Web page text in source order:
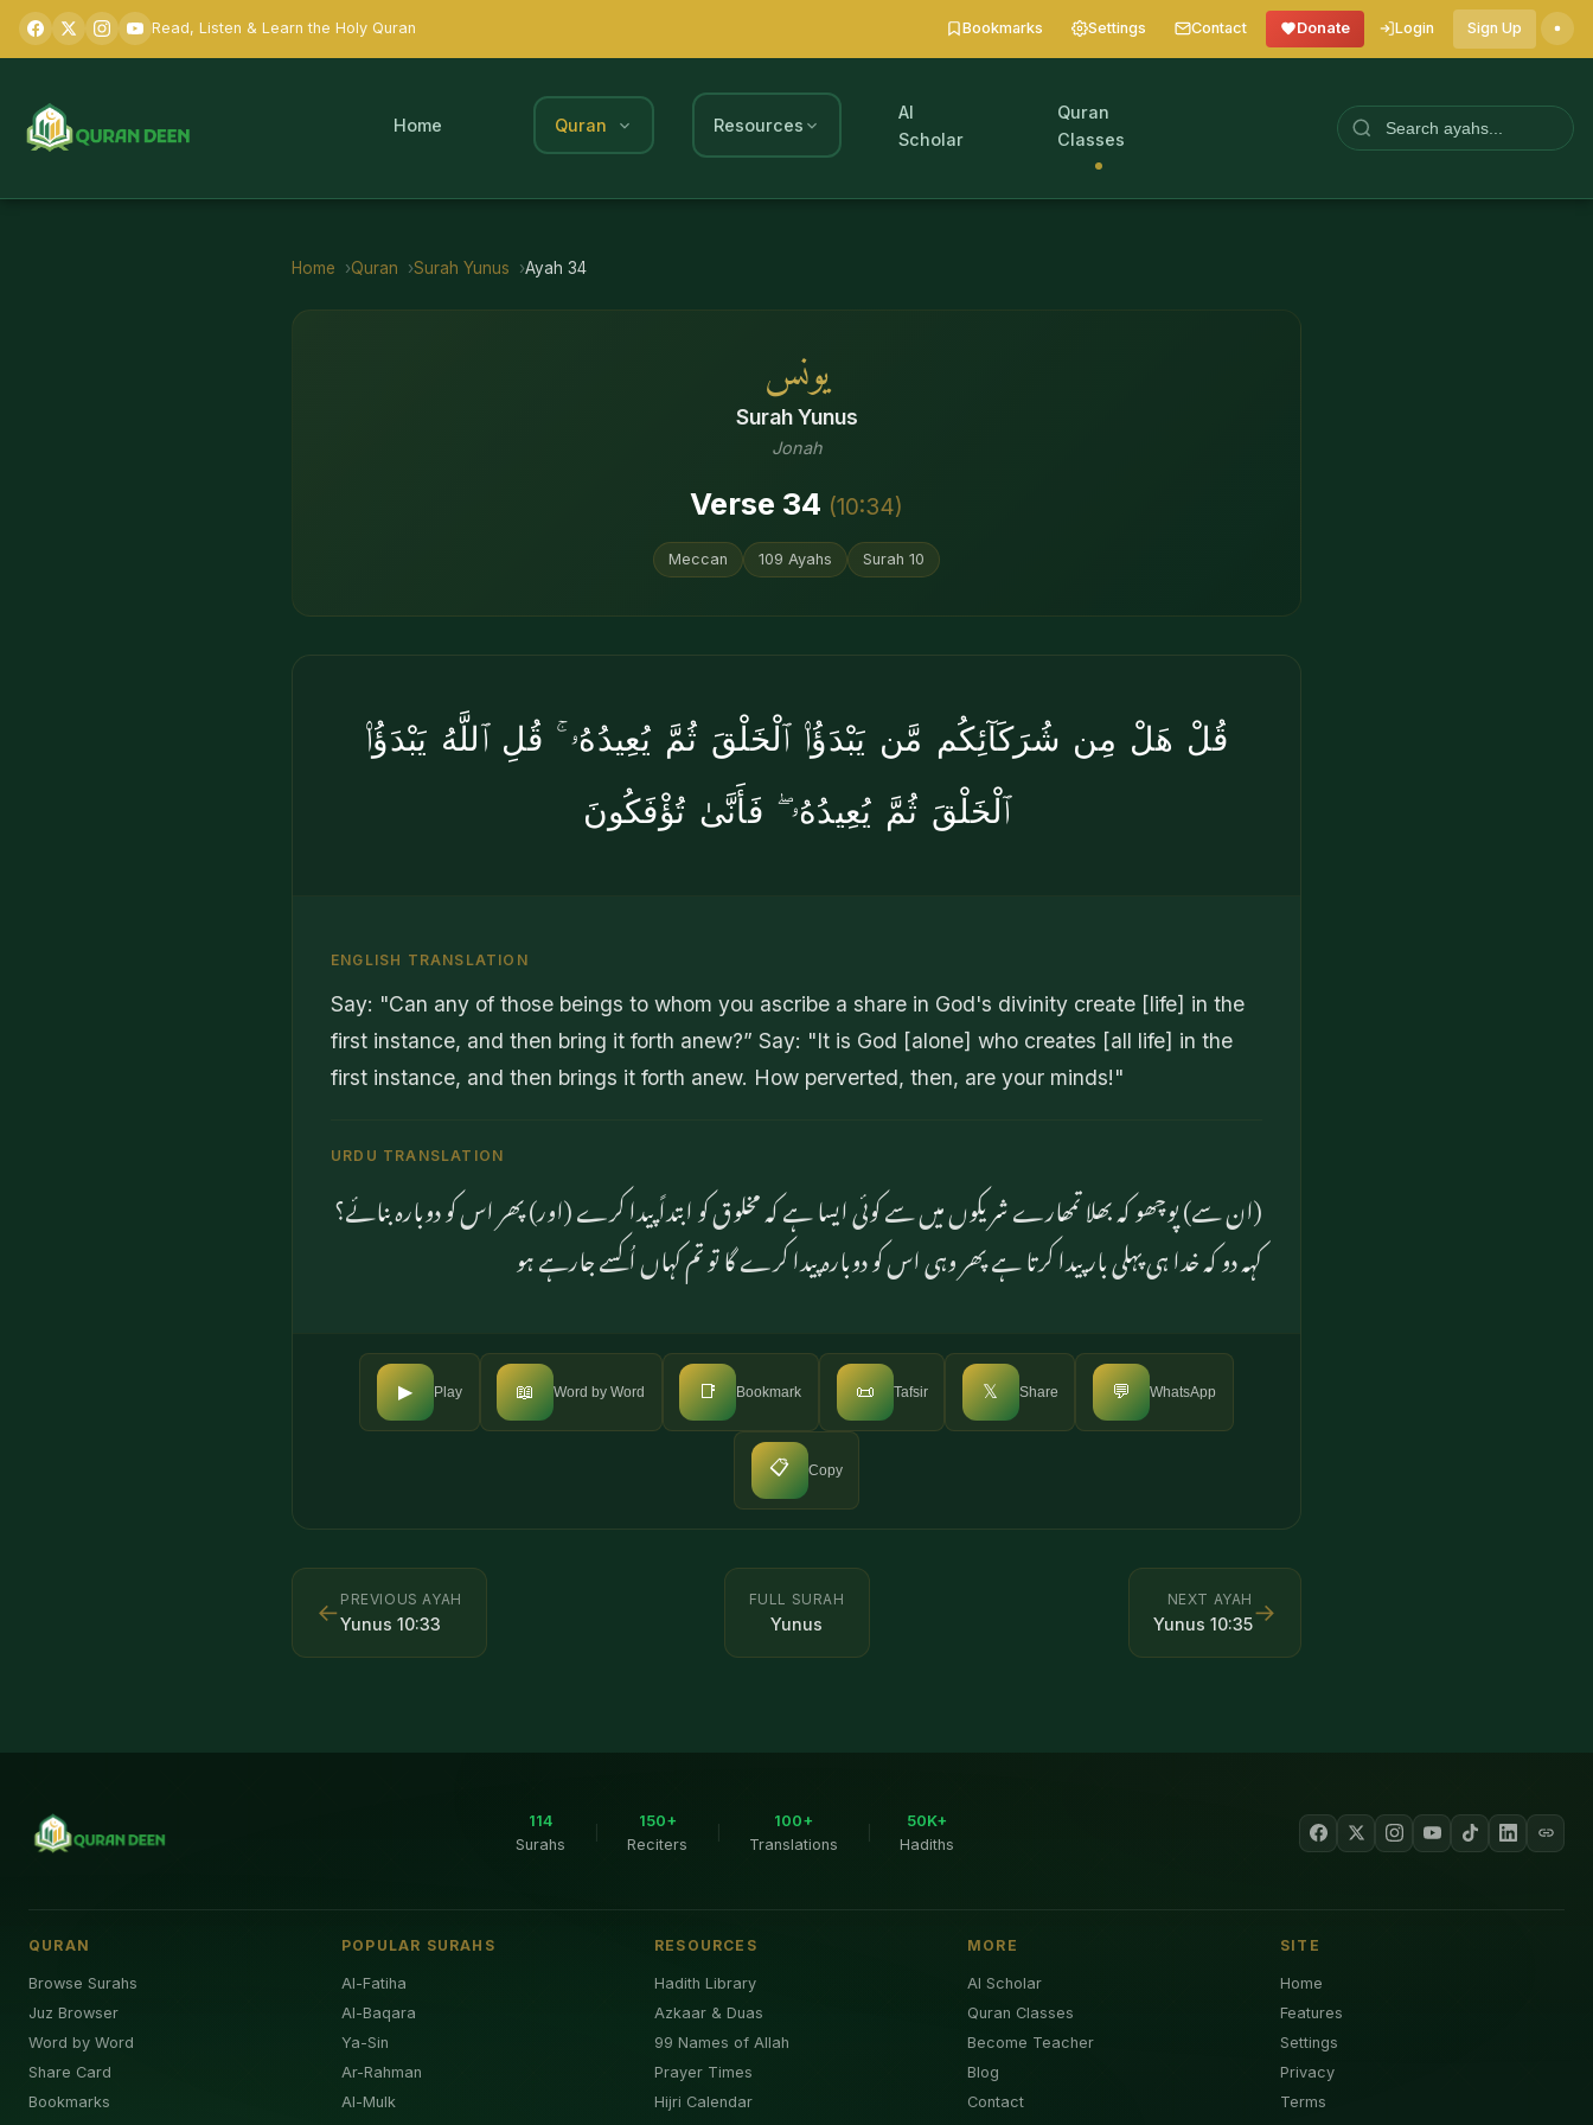
Read, Listen & Learn the Holy Quran Bookmarks Settings Contact Donate Login Sign Up
Home Quran Resources
AI
Scholar
Quran
Classes
Home Quran Surah Yunus Ayah 34
يونس
SurahYunus
Jonah
Verse 34 (10:34)
Meccan 109 Ayahs Surah 10
قُلْ هَلْ مِن شُرَكَآئِكُم مَّن يَبْدَؤُا۟ ٱلْخَلْقَ ثُمَّ يُعِيدُهُۥ ۚ قُلِ ٱللَّهُ يَبْدَؤُا۟
ٱلْخَلْقَ ثُمَّ يُعِيدُهُۥ ۖ فَأَنَّىٰ تُؤْفَكُونَ
ENGLISH TRANSLATION
Say: "Can any of those beings to whom you ascribe a share in God's divinity create [life] in the
first instance, and then bring it forth anew?” Say: "It is God [alone] who creates [all life] in the
first instance, and then brings it forth anew. How perverted, then, are your minds!"
URDU TRANSLATION
(ان سے) پوچھو کہ بھلا تمھارے شریکوں میں سے کوئی ایسا ہے کہ مخلوق کو ابتداً پیدا کرے (اور) پھر اس کو دوبارہ بنائے؟
کہہ دو کہ خدا ہی پہلی بار پیدا کرتا ہے پھر وہی اس کو دوبارہ پیدا کرے گا تو تم کہاں اُکسے جارہے ہو
▶ Play 📖 Word by Word 📑 Bookmark 📜 Tafsir 𝕏 Share 💬 WhatsApp
📋 Copy
← PREVIOUS AYAH
Yunus 10:33
FULL SURAH
Yunus
NEXT AYAH
Yunus 10:35→
114
Surahs
150+
Reciters
100+
Translations
50K+
Hadiths
QURAN
Browse Surahs
Juz Browser
Word by Word
Share Card
Bookmarks
POPULAR SURAHS
Al-Fatiha
Al-Baqara
Ya-Sin
Ar-Rahman
Al-Mulk
RESOURCES
Hadith Library
Azkaar & Duas
99 Names of Allah
Prayer Times
Hijri Calendar
MORE
AI Scholar
Quran Classes
Become Teacher
Blog
Contact
SITE
Home
Features
Settings
Privacy
Terms